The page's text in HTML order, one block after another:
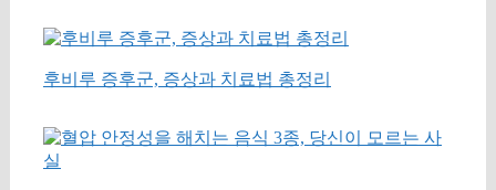
후비루 증후군, 증상과 치료법 총정리